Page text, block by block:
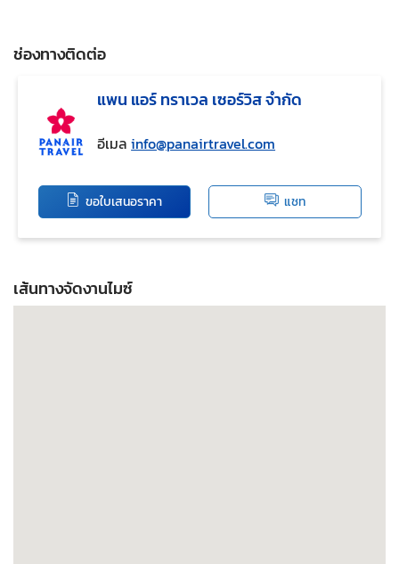
ช่องทางติดต่อ
แพน แอร์ ทราเวล เซอร์วิส จำกัด
อีเมลinfo@panairtravel.com
ขอใบเสนอราคา แชท
เส้นทางจัดงานไมซ์